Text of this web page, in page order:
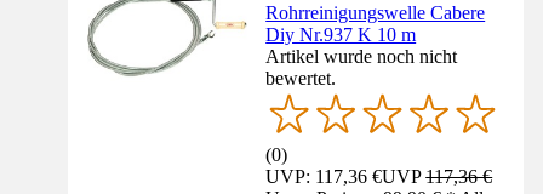
Rohrreinigungswelle Cabere
Diy Nr.937 K 10 m
Artikel wurde noch nicht
bewertet.
(0)
UVP: 117,36 €UVP117,36 €